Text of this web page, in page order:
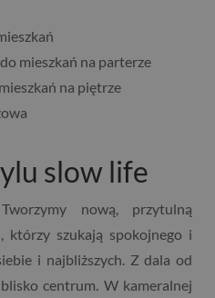
mieszkań na parterze
na piętrze
slow life
nową, przytulną
którzy szukają spokojnego i
i najbliższych. Z dala od
centrum. W kameralnej